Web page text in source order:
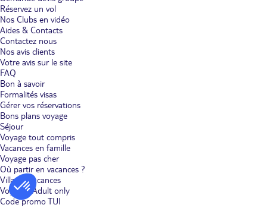
Réservez un vol
Nos Clubs en vidéo
Aides & Contacts
Contactez nous
Nos avis clients
Votre avis sur le site
FAQ
Bon à savoir
Formalités visas
Gérer vos réservations
Bons plans voyage
Séjour
Voyage tout compris
Vacances en famille
Voyage pas cher
Où partir en vacances ?
Villages vacances
Voyages Adult only
Code promo TUI